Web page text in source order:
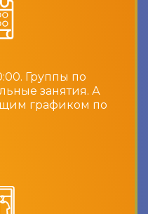
Группы по
занятия. А
графиком по